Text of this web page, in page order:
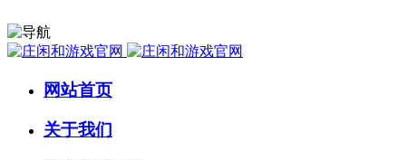
网站首页
关于我们